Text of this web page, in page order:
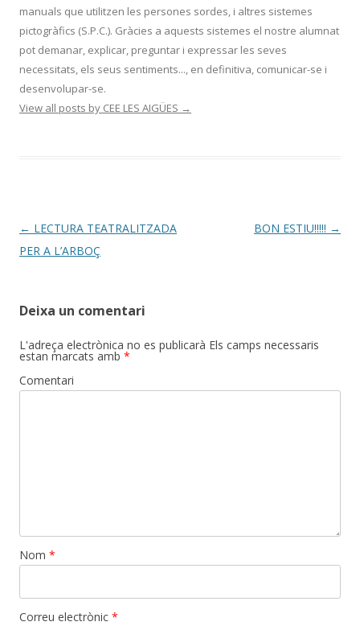
manuals que utilitzen les persones sordes, i altres sistemes
pictogràfics (S.P.C.). Gràcies a aquests sistemes el nostre alumnat
pot demanar, explicar, preguntar i expressar les seves
necessitats, els seus sentiments..., en definitiva, comunicar-se i
desenvolupar-se.
View all posts by CEE LES AIGÜES →
Post
navigation
← LECTURA TEATRALITZADA
PER A L’ARBOÇ
BON ESTIU!!!!! →
Deixa un comentari
L'adreça electrònica no es publicarà Els camps necessaris
estan marcats amb *
Comentari
Nom *
Correu electrònic *